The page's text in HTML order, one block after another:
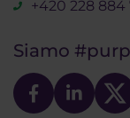
+420 228 884
Siamo